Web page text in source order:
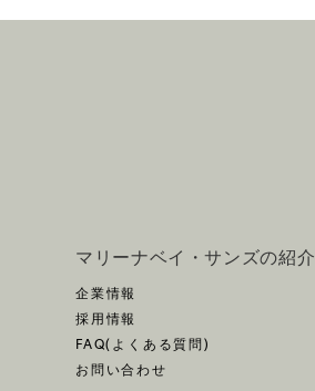
マリーナベイ・サンズの紹介
企業情報
採用情報
FAQ(よくある質問)
お問い合わせ